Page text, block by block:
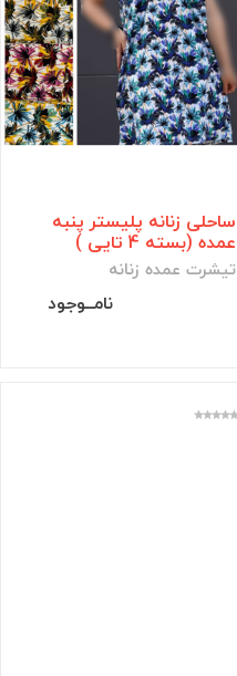
ساحلی زنانه پلیستر پنبه
عمده (بسته 4 تایی )
تیشرت عمده زنانه
نامــوجود